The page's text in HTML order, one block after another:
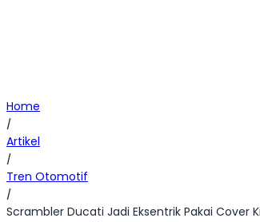
Home
/
Artikel
/
Tren Otomotif
/
Scrambler Ducati Jadi Eksentrik Pakai Cover